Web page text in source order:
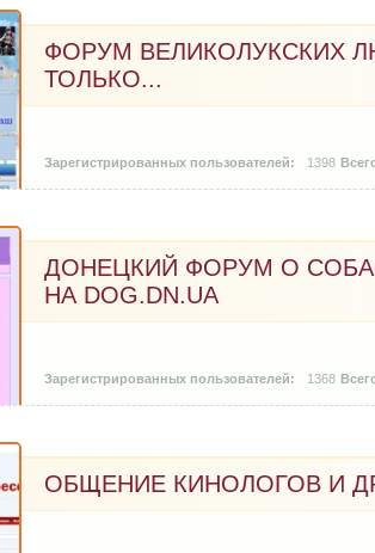
ФОРУМ ВЕЛИКОЛУКСКИХ
ТОЛЬКО...
1398
ДОНЕЦКИЙ ФОРУМ О
НА DOG.DN.UA
1368
ОБЩЕНИЕ КИНОЛОГОВ И